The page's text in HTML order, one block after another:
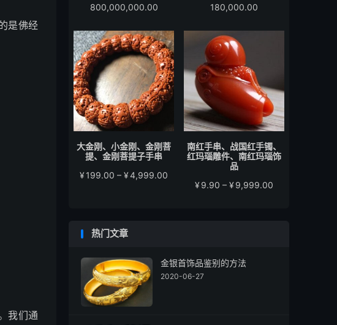
是佛经
我们通
800,000,000.00价
范
围：
¥100.00
至
¥800,000,000.00
180,000.00
范
¥180,000.00
大金刚、小金刚、金刚菩
提、金刚菩提子手串
¥199.00 – ¥4,999.00
南红手串、战国红手镯、
红玛瑙雕件、南红玛瑙饰
品
¥9.90 – ¥9,999.00
热门文章
金银首饰品鉴别的方法
2020-06-27